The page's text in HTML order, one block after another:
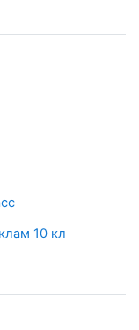
задач
задач
10 кл
Условия задач